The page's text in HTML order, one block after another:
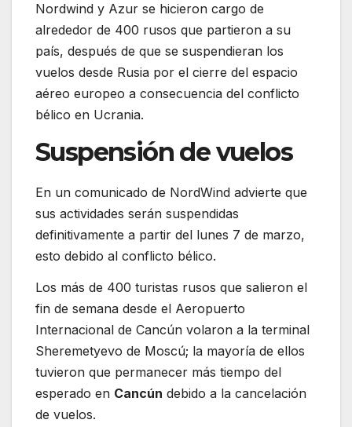
Nordwind y Azur se hicieron cargo de
alrededor de 400 rusos que partieron a su
país, después de que se suspendieran los
vuelos desde Rusia por el cierre del espacio
aéreo europeo a consecuencia del conflicto
bélico en Ucrania.
Suspensión de vuelos
En un comunicado de NordWind advierte que
sus actividades serán suspendidas
definitivamente a partir del lunes 7 de marzo,
esto debido al conflicto bélico.
Los más de 400 turistas rusos que salieron el
fin de semana desde el Aeropuerto
Internacional de Cancún volaron a la terminal
Sheremetyevo de Moscú; la mayoría de ellos
tuvieron que permanecer más tiempo del
esperado en Cancún debido a la cancelación
de vuelos.